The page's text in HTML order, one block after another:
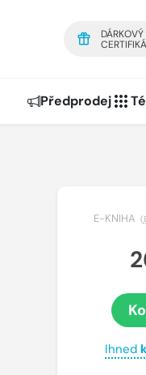
DÁRKOVÝ
Předprodej
E-KNIHA (
Ihned